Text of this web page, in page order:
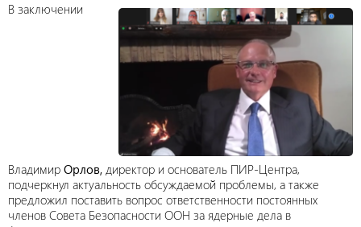
В заключении
Владимир Орлов, директор и основатель ПИР-Центра,
подчеркнул актуальность обсуждаемой проблемы, а также
предложил поставить вопрос ответственности постоянных
членов Совета Безопасности ООН за ядерные дела в